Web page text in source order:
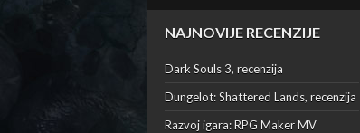
NAJNOVIJE RECENZIJE
Dark Souls 3, recenzija
Dungelot: Shattered Lands, recenzija
Razvoj igara: RPG Maker MV